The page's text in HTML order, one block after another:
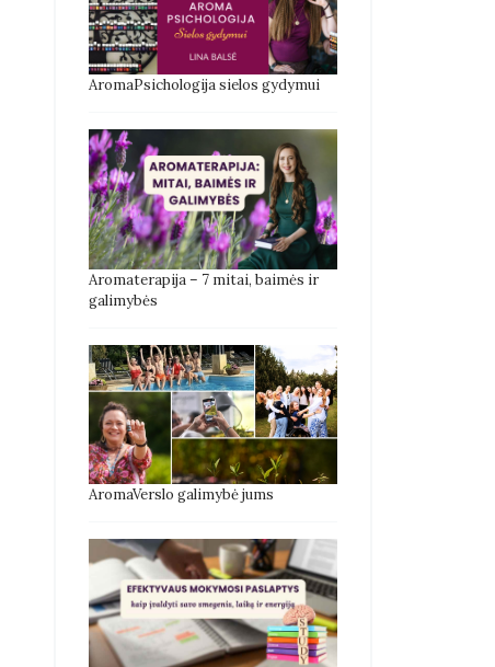
AromaPsichologija sielos gydymui
Aromaterapija – 7 mitai, baimės ir
galimybės
AromaVerslo galimybė jums